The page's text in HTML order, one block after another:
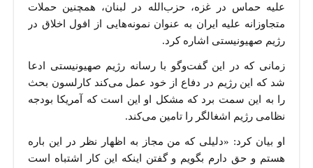
علیه حماس در غزه، حزب‌الله در لبنان، همچنین حملات
متجاوزانه علیه ایران به عنوان نمونه‌هایی از افول اخلاق در
رژیم صهیونیستی اشاره کرد.
زمانی که در این گفت‌وگو با رسانه رژیم صهیونیستی ادعا
شد که این رژیم در دفاع از خود عمل می‌کند کارلسون بحث
را به این سمت برد که مشکل او این است که آمریکا بودجه
نظامی رژیم اشغالگر را تامین می‌کند.
او بیان کرد: «دلیلی که من مجاز به اظهار نظر در این باره
هستم و حق دارم بگویم و گفتن اینکه این کار اشتباه است